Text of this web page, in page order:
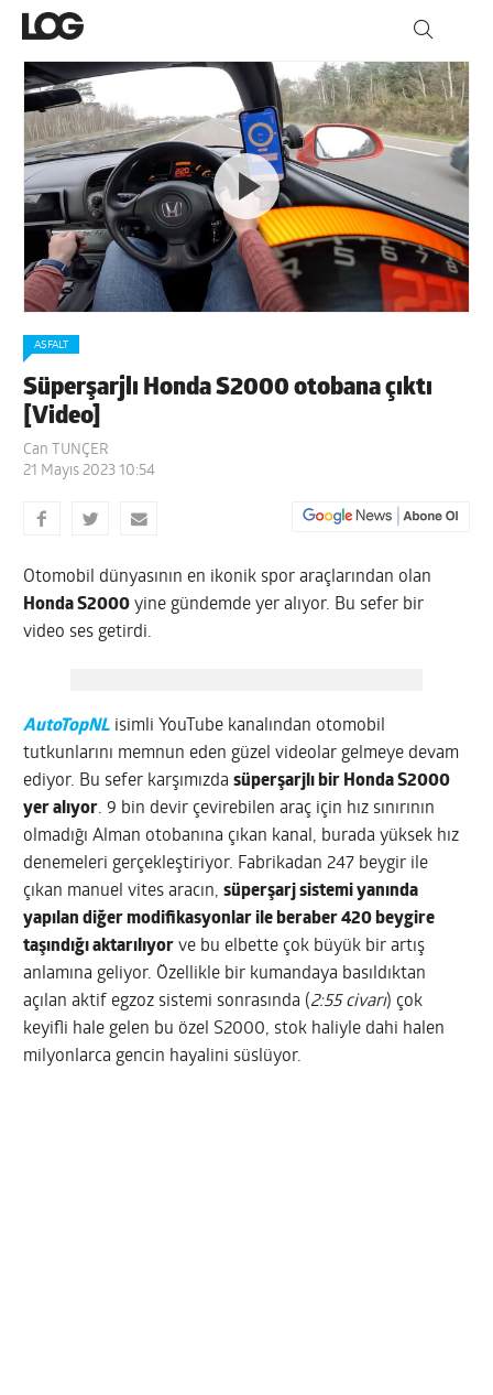
ASFALT
Süperşarjlı Honda S2000 otobana çıktı
[Video]
Can TUNÇER
21 Mayıs 2023 10:54
Otomobil dünyasının en ikonik spor araçlarından olan
Honda S2000 yine gündemde yer alıyor. Bu sefer bir
video ses getirdi.
AutoTopNL isimli YouTube kanalından otomobil
tutkunlarını memnun eden güzel videolar gelmeye devam
ediyor. Bu sefer karşımızdasüperşarjlı bir Honda S2000
yer alıyor. 9 bin devir çevirebilen araç için hız sınırının
olmadığı Alman otobanına çıkan kanal, burada yüksek hız
denemeleri gerçekleştiriyor. Fabrikadan 247 beygir ile
çıkan manuel vites aracın,süperşarj sistemi yanında
yapılan diğer modifikasyonlar ile beraber 420 beygire
taşındığı aktarılıyor ve bu elbette çok büyük bir artış
anlamına geliyor. Özellikle bir kumandaya basıldıktan
açılan aktif egzoz sistemi sonrasında (2:55 civarı) çok
keyifli hale gelen bu özel S2000, stok haliyle dahi halen
milyonlarca gencin hayalini süslüyor.